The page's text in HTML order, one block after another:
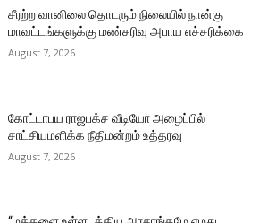
சீரற்ற வானிலை தொடரும் நிலையில் நான்கு
மாவட்டங்களுக்கு மண்சரிவு அபாய எச்சரிக்கை
August 7, 2026
கோட்டாபய ராஜபக்ச வீடியோ அழைப்பில்
சாட்சியமளிக்க நீதிமன்றம் உத்தரவு
August 7, 2026